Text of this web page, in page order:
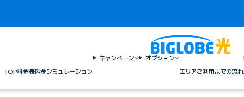
TOP料金表料金シミュレーション
キャンペーン
オプション
エリアご利用までの流れ